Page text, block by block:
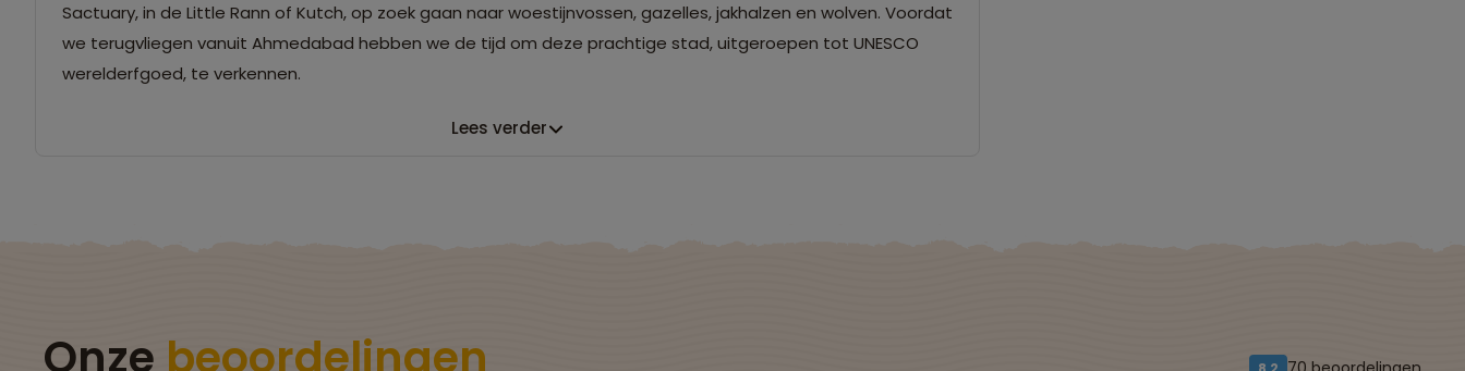
Sactuary, in de Little Rann of Kutch, op zoek gaan naar woestijnvossen, gazelles, jakhalzen en wolven. Voordat
we terugvliegen vanuit Ahmedabad hebben we de tijd om deze prachtige stad, uitgeroepen tot UNESCO
werelderfgoed, te verkennen.
Lees verder
Onze beoordelingen